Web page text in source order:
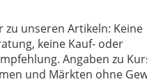
zu unseren Artikeln: Keine
keine Kauf- oder
Angaben zu
und Märkten ohne